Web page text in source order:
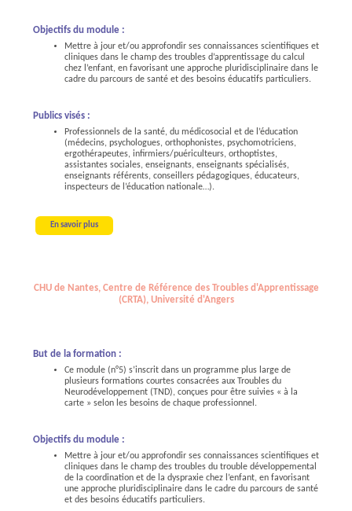
Objectifs du module :
Mettre à jour et/ou approfondir ses connaissances scientifiques et
cliniques dans le champ des troubles d’apprentissage du calcul
chez l’enfant, en favorisant une approche pluridisciplinaire dans le
cadre du parcours de santé et des besoins éducatifs particuliers.
Publics visés :
Professionnels de la santé, du médicosocial et de l’éducation
(médecins, psychologues, orthophonistes, psychomotriciens,
ergothérapeutes, infirmiers/puériculteurs, orthoptistes,
assistantes sociales, enseignants, enseignants spécialisés,
enseignants référents, conseillers pédagogiques, éducateurs,
inspecteurs de l’éducation nationale…).
En savoir plus
CHU de Nantes, Centre de Référence des Troubles d'Apprentissage
(CRTA), Université d'Angers
But de la formation :
Ce module (n°5) s’inscrit dans un programme plus large de
plusieurs formations courtes consacrées aux Troubles du
Neurodéveloppement (TND), conçues pour être suivies « à la
carte » selon les besoins de chaque professionnel.
Objectifs du module :
Mettre à jour et/ou approfondir ses connaissances scientifiques et
cliniques dans le champ des troubles du trouble développemental
de la coordination et de la dyspraxie chez l’enfant, en favorisant
une approche pluridisciplinaire dans le cadre du parcours de santé
et des besoins éducatifs particuliers.